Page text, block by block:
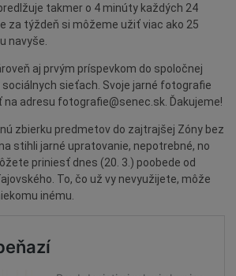
takmer o 4 minúty každých 24
za týždeň si môžeme užiť viac ako 25
navyše.
aj prvým príspevkom do spoločnej
sociálnych sieťach. Svoje jarné fotografie
adresu fotografie@senec.sk. Ďakujeme!
zbierku predmetov do zajtrajšej Zóny bez
stihli jarné upratovanie, nepotrebné, no
priniesť dnes (20. 3.) poobede od
To, čo už vy nevyužijete, môže
inému.